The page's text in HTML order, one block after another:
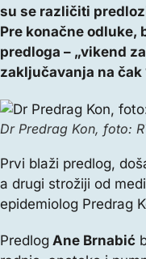
su se različiti
Pre konačne odluke,
predloga – „vikend
zaključavanja na
Dr Predrag Kon, foto:
Prvi blaži predlog,
a drugi strožiji od
epidemiolog Predrag
Predlog Ane Brnabić